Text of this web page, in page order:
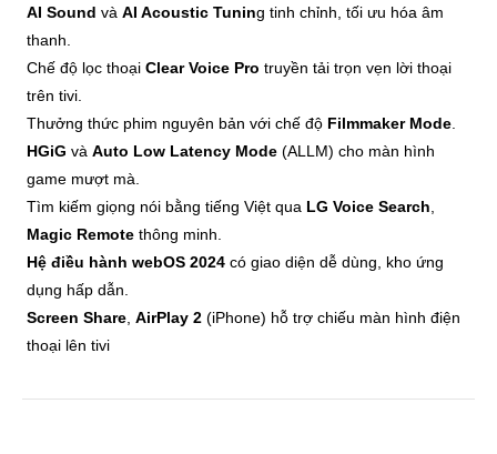
AI Sound và AI Acoustic Tuning tinh chỉnh, tối ưu hóa âm
thanh.
Chế độ lọc thoại Clear Voice Pro truyền tải trọn vẹn lời thoại
trên tivi.
Thưởng thức phim nguyên bản với chế độ Filmmaker Mode
HGiG và Auto Low Latency Mode (ALLM) cho màn hình
game mượt mà.
Tìm kiếm giọng nói bằng tiếng Việt qua LG Voice Search
Magic Remote thông minh.
Hệ điều hành webOS 2024 có giao diện dễ dùng, kho ứng
dụng hấp dẫn.
Screen Share AirPlay 2 (iPhone) hỗ trợ chiếu màn hình điện
thoại lên tivi